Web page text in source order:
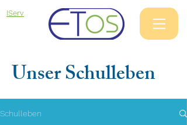
IServ
Unser Schulleben
Schulleben